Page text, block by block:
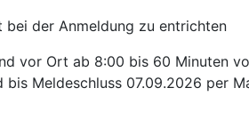
bei der Anmeldung zu entrichten
vor Ort ab 8:00 bis 60 Minuten
bis Meldeschluss 07.09.2026 per